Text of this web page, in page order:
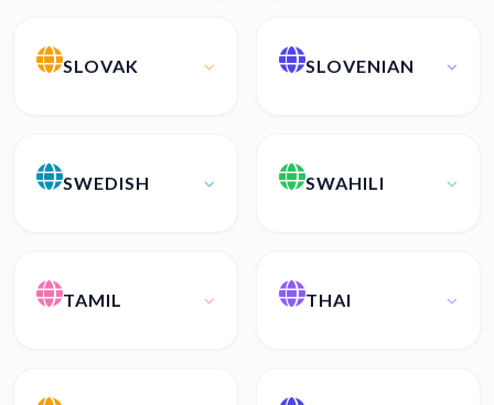
SLOVAK SLOVENIAN
SWEDISH SWAHILI
TAMIL THAI